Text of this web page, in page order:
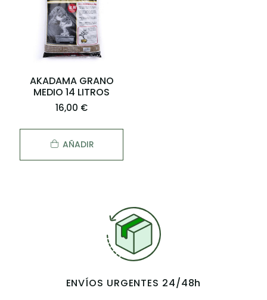
AKADAMA GRANO
MEDIO 14 LITROS
16,00 €
AÑADIR
ENVÍOS URGENTES 24/48h